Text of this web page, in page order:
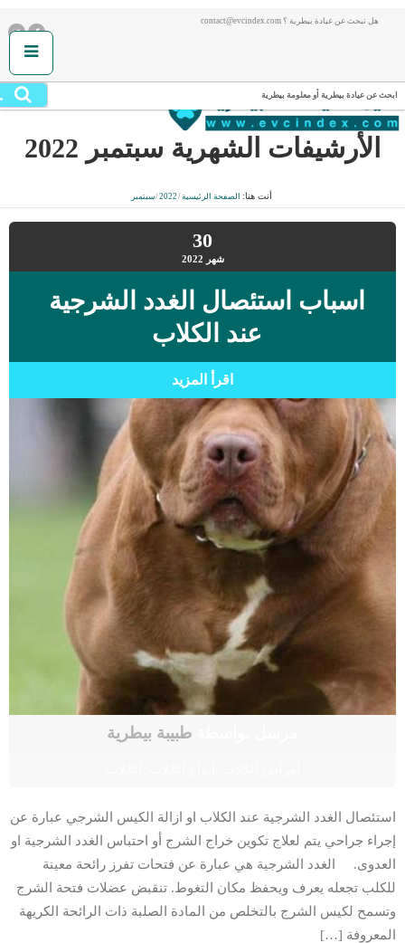
هل تبحث عن عيادة بيطرية ؟ contact@evcindex.com
ابحث عن عيادة بيطرية أو معلومة بيطرية
الأرشيفات الشهرية سبتمبر 2022
أنت هنا: الصفحة الرئيسية/
2022
/سبتمبر
30
شهر 2022
اسباب استئصال الغدد الشرجية
عند الكلاب
اقرأ المزيد
طبيبة بيطرية
استئصال الغدد الشرجية عند الكلاب او ازالة الكيس الشرجي عبارة عن
إجراء جراحي يتم لعلاج تكوين خراج الشرج أو احتباس الغدد الشرجية او
العدوى. الغدد الشرجية هي عبارة عن فتحات تفرز رائحة معينة
للكلب تجعله يعرف ويحفظ مكان التغوط. تنقبض عضلات فتحة الشرج
وتسمح لكيس الشرج بالتخلص من المادة الصلبة ذات الرائحة الكريهة
المعروفة […]